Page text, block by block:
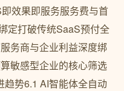
效果即服务服务费与首
定打破传统SaaS预付全
务商与企业利益深度绑
敏感型企业的核心筛选
势6.1 AI智能体全自动